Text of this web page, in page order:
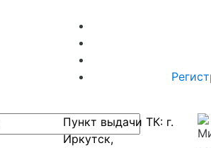
Пункт выдачи ТК: г.
Иркутск,